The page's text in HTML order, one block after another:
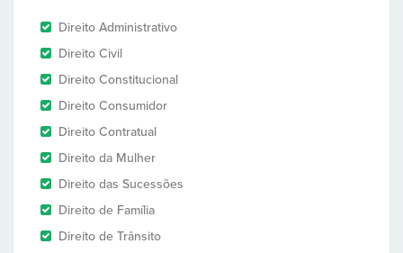
Direito Administrativo
Direito Civil
Direito Constitucional
Direito Consumidor
Direito Contratual
Direito da Mulher
Direito das Sucessões
Direito de Família
Direito de Trânsito